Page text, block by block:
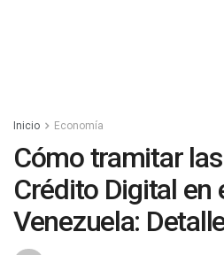
Inicio Economía
Cómo tramitar
Crédito Digital en
Venezuela: